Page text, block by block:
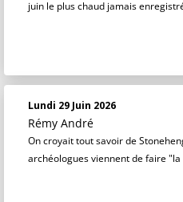
juin le plus chaud jamais
Lundi 29 Juin 2026
Rémy André
On croyait tout savoir de
archéologues viennent de faire